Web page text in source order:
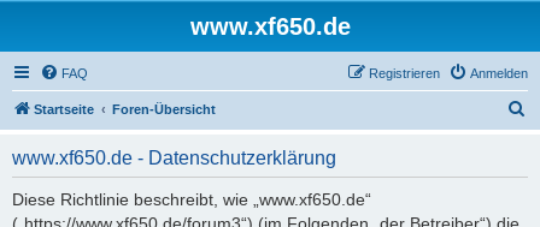
www.xf650.de
FAQ Anmelden
Registrieren
Startseite Foren-Übersicht
www.xf650.de - Datenschutzerklärung
Diese Richtlinie beschreibt, wie „www.xf650.de“